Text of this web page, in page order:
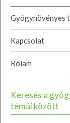
Gyógynövényes
Kapcsolat
Rólam
Keresés a
témái között